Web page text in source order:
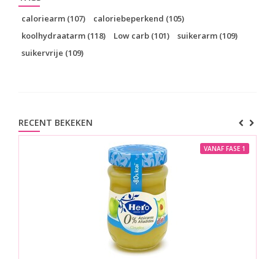
caloriearm (107) caloriebeperkend (105)
koolhydraatarm (118) Low carb (101) suikerarm (109)
suikervrije (109)
RECENT BEKEKEN
VANAF FASE 1